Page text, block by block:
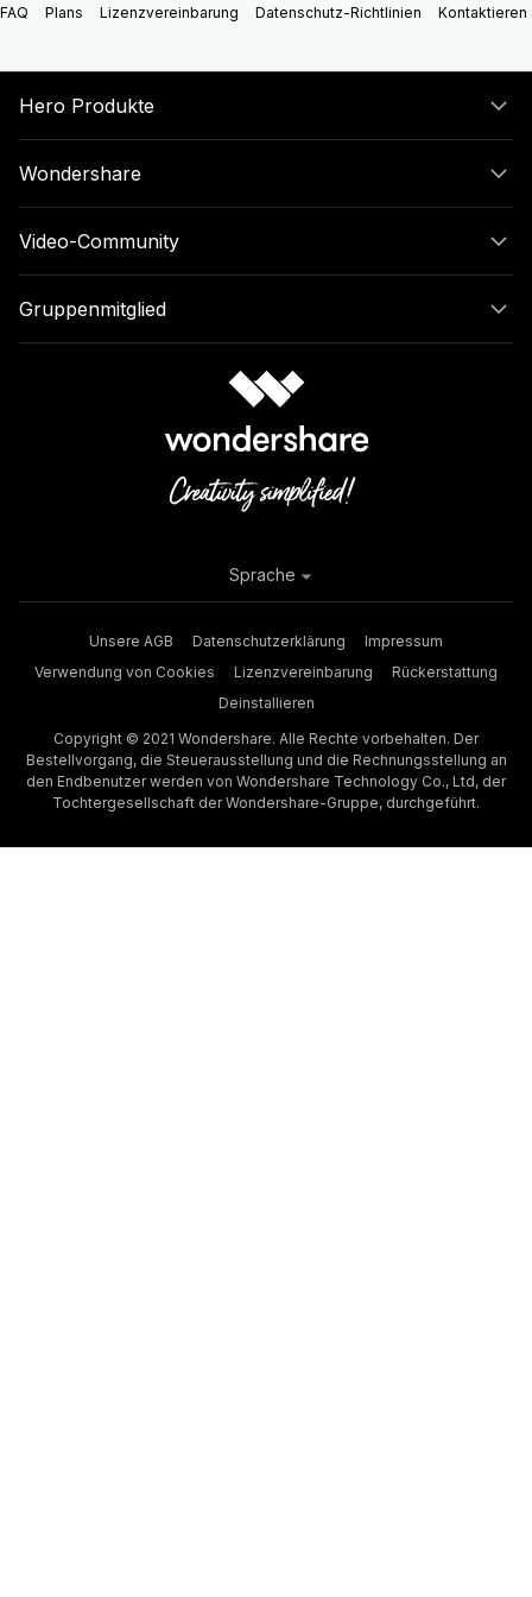
FAQ Plans Lizenzvereinbarung Datenschutz-Richtlinien Kontaktieren
Hero Produkte
Wondershare
Video-Community
Gruppenmitglied
Unsere AGB Datenschutzerklärung
Impressum
Verwendung von Cookies
Lizenzvereinbarung
Rückerstattung
Deinstallieren
Copyright © 2021 Wondershare. Alle Rechte vorbehalten. Der
Bestellvorgang, die Steuerausstellung und die Rechnungsstellung an
den Endbenutzer werden von Wondershare Technology Co., Ltd, der
Tochtergesellschaft der Wondershare-Gruppe, durchgeführt.
Sprache